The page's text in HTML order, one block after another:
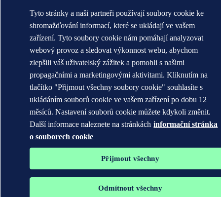
Tyto stránky a naši partneři používají soubory cookie ke
shromažďování informací, které se ukládají ve vašem
zařízení. Tyto soubory cookie nám pomáhají analyzovat
webový provoz a sledovat výkonnost webu, abychom
zlepšili váš uživatelský zážitek a pomohli s našimi
propagačními a marketingovými aktivitami. Kliknutím na
tlačítko "Přijmout všechny soubory cookie" souhlasíte s
ukládáním souborů cookie ve vašem zařízení po dobu 12
měsíců. Nastavení souborů cookie můžete kdykoli změnit.
Další informace naleznete na stránkách informační stránka
o souborech cookie
Přijmout všechny
Odmítnout všechny